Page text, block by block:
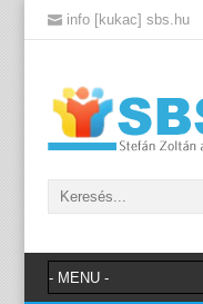
info [kukac] sbs.hu